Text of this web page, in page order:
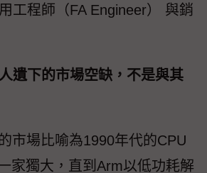
工程師（FA Engineer） 與銷
遺下的市場空缺，不是與其
市場比喻為1990年代的CPU
家獨大，直到Arm以低功耗解